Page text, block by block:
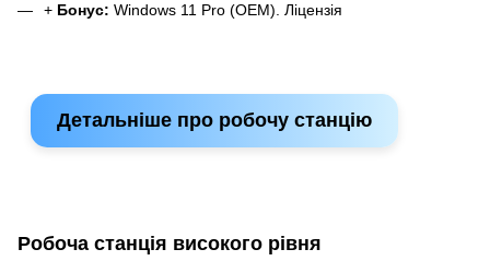
+ Бонус: Windows 11 Pro (OEM). Ліцензія
Детальніше про робочу станцію
Робоча станція високого рівня